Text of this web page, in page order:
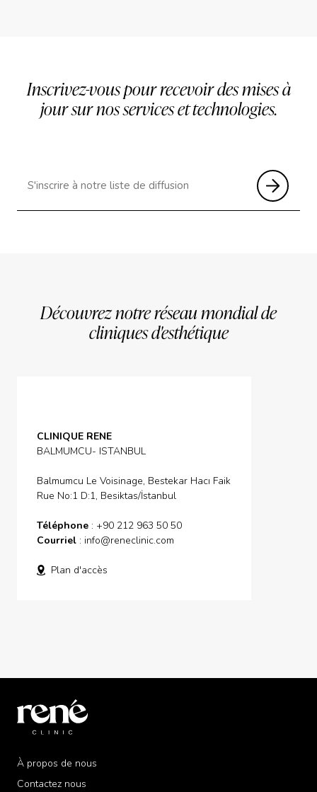
Inscrivez-vous pour recevoir des mises à
jour sur nos services et technologies.
Découvrez notre réseau mondial de
cliniques d'esthétique
CLINIQUE RENE
BALMUMCU- ISTANBUL
Balmumcu Le Voisinage, Bestekar Hacı Faik
Rue No:1 D:1, Besiktas/İstanbul
Téléphone : +90 212 963 50 50
Courriel : info@reneclinic.com
Plan d'accès
À propos de nous
Contactez nous